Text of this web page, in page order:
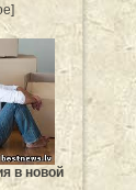
в новой